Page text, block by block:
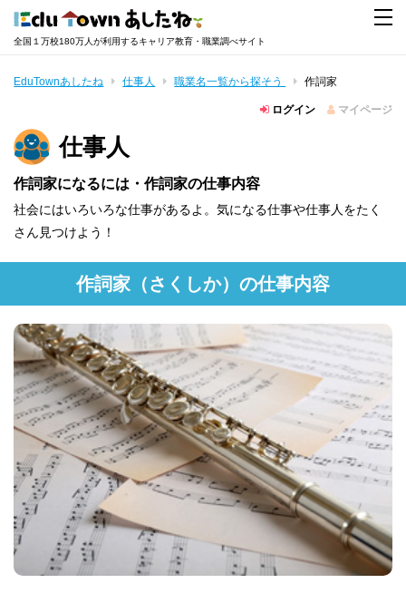
全国１万校180万人が利用するキャリア教育・職業調べサイト
EduTownあしたね 仕事人 職業名一覧から探そう 作詞家
ログイン マイページ
仕事人
作詞家になるには・作詞家の仕事内容
社会にはいろいろな仕事があるよ。気になる仕事や仕事人をたく
さん見つけよう！
作詞家 （さくしか） の仕事内容